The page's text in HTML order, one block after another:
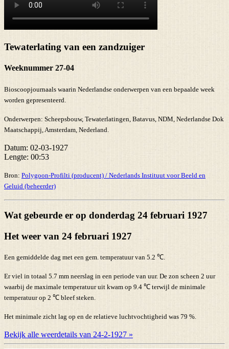
Tewaterlating van een zandzuiger
Weeknummer 27-04
Bioscoopjournaals waarin Nederlandse onderwerpen van een bepaalde week
worden gepresenteerd.
Onderwerpen: Scheepsbouw, Tewaterlatingen, Batavus, NDM, Nederlandse Dok
Maatschappij, Amsterdam, Nederland.
Datum: 02-03-1927
Lengte: 00:53
Bron: Polygoon-Profilti (producent) / Nederlands Instituut voor Beeld en
Geluid (beheerder)
Wat gebeurde er op donderdag 24 februari 1927
Het weer van 24 februari 1927
Een gemiddelde dag met een gem. temperatuur van 5.2 ℃.
Er viel in totaal 5.7 mm neerslag in een periode van uur. De zon scheen 2 uur
waarbij de maximale temperatuur uit kwam op 9.4 ℃ terwijl de minimale
temperatuur op 2 ℃ bleef steken.
Het minimale zicht lag op en de relatieve luchtvochtigheid was 79 %.
Bekijk alle weerdetails van 24-2-1927 »